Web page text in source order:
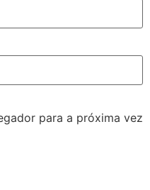
para a próxima vez